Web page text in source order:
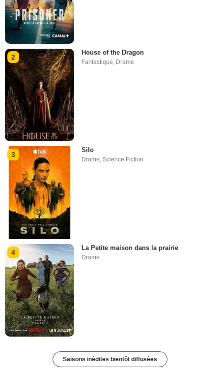
2
House of the Dragon
Fantastique, Drame
3
Silo
Drame,Science Fiction
4
La Petite maison dans la prairie
Drame
Saisons inédites bientôt diffusées